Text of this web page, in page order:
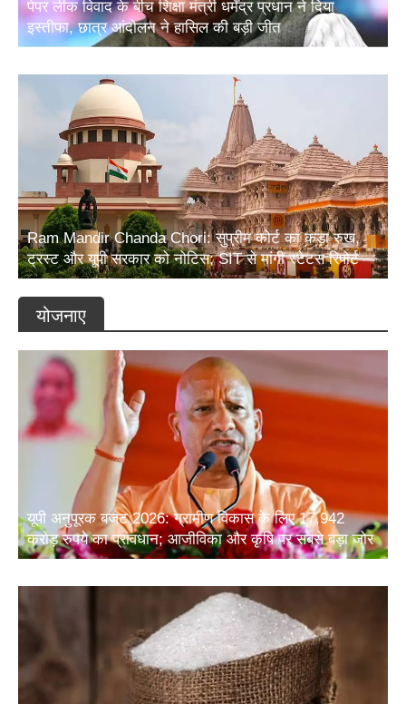
पेपर लीक विवाद के बीच शिक्षा मंत्री धर्मेंद्र प्रधान ने दिया
इस्तीफा, छात्र आंदोलन ने हासिल की बड़ी जीत
Ram Mandir Chanda Chori: सुप्रीम कोर्ट का कड़ा रुख,
ट्रस्ट और यूपी सरकार को नोटिस; SIT से मांगी स्टेटस रिपोर्ट
योजनाए
यूपी अनुपूरक बजट 2026: ग्रामीण विकास के लिए 17,942
करोड़ रुपये का प्रावधान; आजीविका और कृषि पर सबसे बड़ा जोर